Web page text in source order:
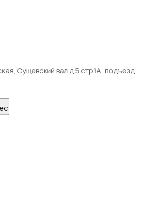
Сущевский вал д.5 стр.1А, подъезд